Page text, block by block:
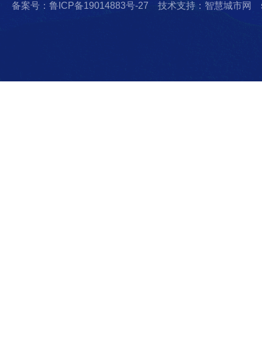
备案号：鲁ICP备19014883号-27 技术支持：智慧城市网